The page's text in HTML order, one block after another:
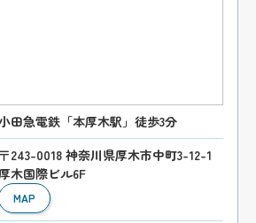
田急電鉄「本厚木駅」徒歩3分
〒243-0018 神奈川県厚木市中町3-12-1
木国際ビル6F
MAP